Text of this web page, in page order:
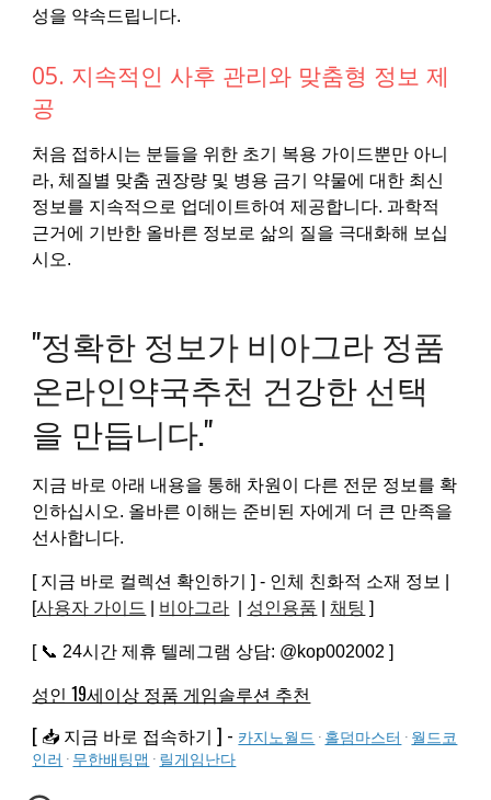
성을 약속드립니다.
05. 지속적인 사후 관리와 맞춤형 정보 제
공
처음 접하시는 분들을 위한 초기 복용 가이드뿐만 아니
라, 체질별 맞춤 권장량 및 병용 금기 약물에 대한 최신
정보를 지속적으로 업데이트하여 제공합니다. 과학적
근거에 기반한 올바른 정보로 삶의 질을 극대화해 보십
시오.
"정확한 정보가 비아그라 정품
온라인약국추천 건강한 선택
을 만듭니다."
지금 바로 아래 내용을 통해 차원이 다른 전문 정보를 확
인하십시오. 올바른 이해는 준비된 자에게 더 큰 만족을
선사합니다.
[ 지금 바로 컬렉션 확인하기 ] - 인체 친화적 소재 정보 |
[사용자 가이드 비아그라 성인용품 채팅 ]
[ 📞 24시간 제휴 텔레그램 상담: @kop002002 ]
성인 19세이상 정품 게임솔루션 추천
[ 📥 지금 바로 접속하기 ] - 카지노월드 ·홀덤마스터 ·월드코
인러 ·무한배팅맵 ·릴게임난다